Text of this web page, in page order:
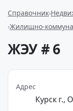
Справочник
Жилищно-
ЖЭУ # 6
Адрес
Курск г.,